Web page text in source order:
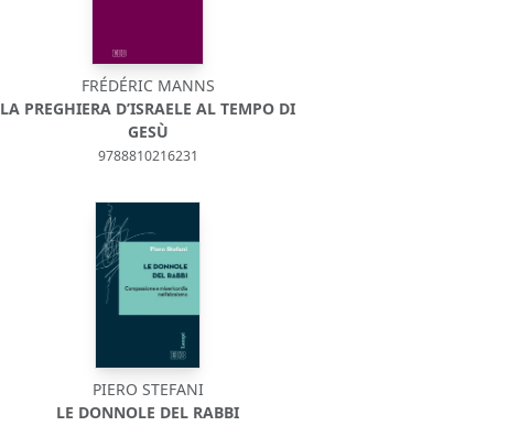
FRÉDÉRIC MANNS
LA PREGHIERA D’ISRAELE AL TEMPO DI
GESÙ
9788810216231
PIERO STEFANI
LE DONNOLE DEL RABBI